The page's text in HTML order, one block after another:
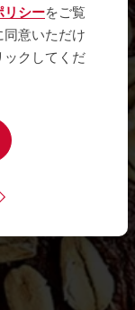
リシーをご覧
意いただけ
クしてくだ